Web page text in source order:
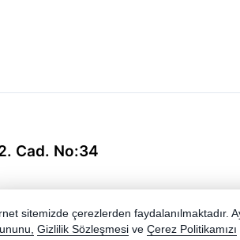
Cad. No:34
sitemizde çerezlerden faydalanılmaktadır.
Gizlilik Sözleşmesi ve Çerez Politikamızı